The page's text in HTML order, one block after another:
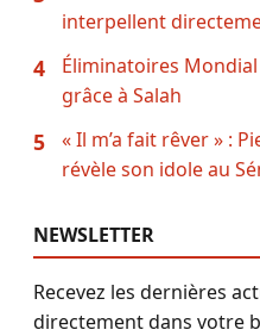
interpellent
4
Éliminatoires Mondial
grâce à Salah
5
« Il m’a fait rêver » :
révèle son idole au
NEWSLETTER
Recevez les dernières
directement dans votre